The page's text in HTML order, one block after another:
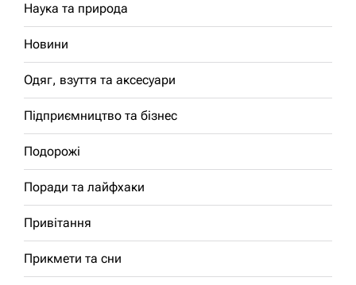
Наука та природа
Новини
Одяг, взуття та аксесуари
Підприємництво та бізнес
Подорожі
Поради та лайфхаки
Привітання
Прикмети та сни